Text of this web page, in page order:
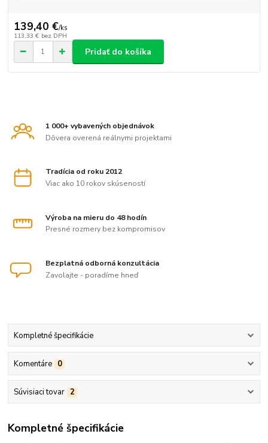
139,40 €/ks
113,33 € bez DPH
Pridať do košíka
1 000+ vybavených objednávok
Dôvera overená reálnymi projektami
Tradícia od roku 2012
Viac ako 10 rokov skúseností
Výroba na mieru do 48 hodín
Presné rozmery bez kompromisov
Bezplatná odborná konzultácia
Zavolajte - poradíme hneď
Kompletné špecifikácie
Komentáre 0
Súvisiaci tovar 2
Kompletné špecifikácie